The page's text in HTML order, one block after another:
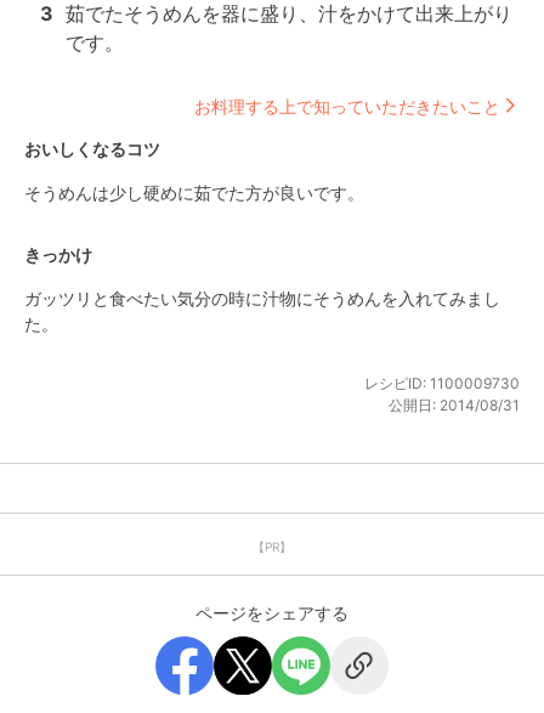
3 茹でたそうめんを器に盛り、汁をかけて出来上がり
です。
お料理する上で知っていただきたいこと
おいしくなるコツ
そうめんは少し硬めに茹でた方が良いです。
きっかけ
ガッツリと食べたい気分の時に汁物にそうめんを入れてみまし
た。
レシピID: 1100009730
公開日: 2014/08/31
【PR】
ページをシェアする